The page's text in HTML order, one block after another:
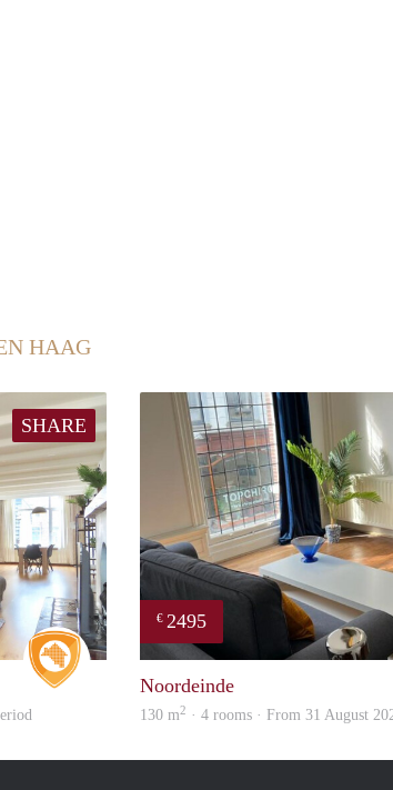
HAAG
SHARE
Real Estate
€ 2495
Noordeinde
130 m2 · 4 rooms · From 31 August